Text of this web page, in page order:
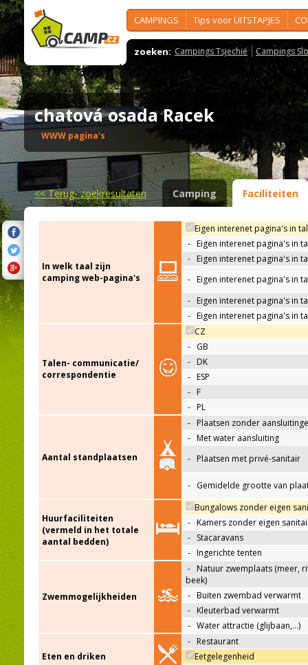
CAMPINGS Tips voor UITSTAPJES
zoeken: Campings Tsjechië Campings
chatová osada Racek
WWW pagina's
<<Terug- zoekresultaten Camping Faciliteiten
In welk taal zijn
camping web-pagina's
Eigen interenet pagina's in
- Eigen interenet pagina's in
- Eigen interenet pagina's in
- Eigen interenet pagina's in
- Eigen interenet pagina's in
- Eigen interenet pagina's in
Talen- communicatie/
correspondentie
CZ
- GB
- DK
- ESP
- F
- PL
Aantal standplaatsen
- Plaatsen zonder
- Met water aansluiting
- Plaatsen met privé-sanitair
- Gemidelde grootte van
Huurfaciliteiten
(vermeld in het totale
aantal bedden)
Bungalows zonder eigen
- Kamers zonder eigen
- Stacaravans
- Ingerichte tenten
Zwemmogelijkheiden
- Natuur zwemplaats (meer,
beek)
- Buiten zwembad verwarmt
- Kleuterbad verwarmt
- Water attractie (glijbaan,…)
Eten en driken
- Restaurant
Eetgelegenheid